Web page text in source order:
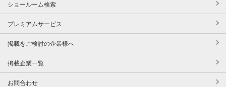
ショールーム検索
プレミアムサービス
掲載をご検討の企業様へ
掲載企業一覧
お問合わせ